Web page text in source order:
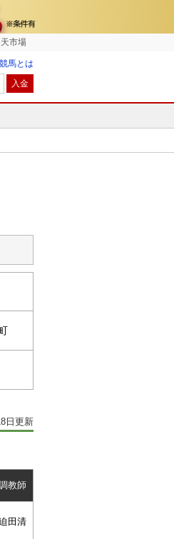
市場
馬とは
入金
日更新
教師
田清